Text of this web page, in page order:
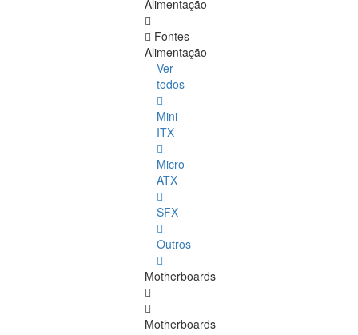
Alimentação
Fontes
Alimentação
Ver
todos
Mini-
ITX
Micro-
ATX
SFX
Outros
Motherboards
Motherboards